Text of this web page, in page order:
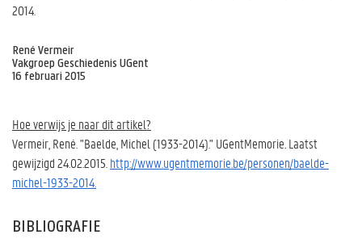
2014.
René Vermeir
Vakgroep Geschiedenis UGent
16 februari 2015
Hoe verwijs je naar dit artikel?
Vermeir, René. "Baelde, Michel (1933-2014)." UGentMemorie Laatst
gewijzigd 24.02.2015. http://www.ugentmemorie.be/personen/baelde-
michel-1933-2014.
BIBLIOGRAFIE